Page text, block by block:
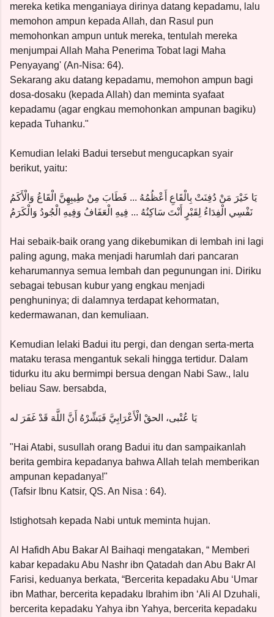
mereka ketika menganiaya dirinya datang kepadamu, lalu
memohon ampun kepada Allah, dan Rasul pun
memohonkan ampun untuk mereka, tentulah mereka
menjumpai Allah Maha Penerima Tobat lagi Maha
Penyayang' (An-Nisa: 64).
Sekarang aku datang kepadamu, memohon ampun bagi
dosa-dosaku (kepada Allah) dan meminta syafaat
kepadamu (agar engkau memohonkan ampunan bagiku)
kepada Tuhanku."
Kemudian lelaki Badui tersebut mengucapkan syair
berikut, yaitu:
يَا خَيْرَ مَنْ دُفِنَتْ بِالْقَاعِ أَعْظُمُهُ ... فَطَابَ مِنْ طِيبِهِنَّ الْقَاعُ وَالْأَكَمُ
نَفْسِي الْفِدَاءُ لِقَبْرٍ أَنْتَ سَاكِنُهُ ... فِيهِ الْعَفَافُ وَفِيهِ الْجُودُ وَالْكَرَمُ
Hai sebaik-baik orang yang dikebumikan di lembah ini lagi
paling agung, maka menjadi harumlah dari pancaran
keharumannya semua lembah dan pegunungan ini. Diriku
sebagai tebusan kubur yang engkau menjadi
penghuninya; di dalamnya terdapat kehormatan,
kedermawanan, dan kemuliaan.
Kemudian lelaki Badui itu pergi, dan dengan serta-merta
mataku terasa mengantuk sekali hingga tertidur. Dalam
tidurku itu aku bermimpi bersua dengan Nabi Saw., lalu
beliau Saw. bersabda,
يَا عُتْبى، الحقْ الْأَعْرَابِيَّ فَبَشِّرْهُ أَنَّ اللَّهَ قَدْ غَفَرَ له
"Hai Atabi, susullah orang Badui itu dan sampaikanlah
berita gembira kepadanya bahwa Allah telah memberikan
ampunan kepadanya!"
(Tafsir Ibnu Katsir, QS. An Nisa : 64).
Istighotsah kepada Nabi untuk meminta hujan.
Al Hafidh Abu Bakar Al Baihaqi mengatakan, “ Memberi
kabar kepadaku Abu Nashr ibn Qatadah dan Abu Bakr Al
Farisi, keduanya berkata, “Bercerita kepadaku Abu ‘Umar
ibn Mathar, bercerita kepadaku Ibrahim ibn ‘Ali Al Dzuhali,
bercerita kepadaku Yahya ibn Yahya, bercerita kepadaku